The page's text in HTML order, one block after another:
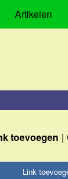
Artikelen
toevoegen
Link